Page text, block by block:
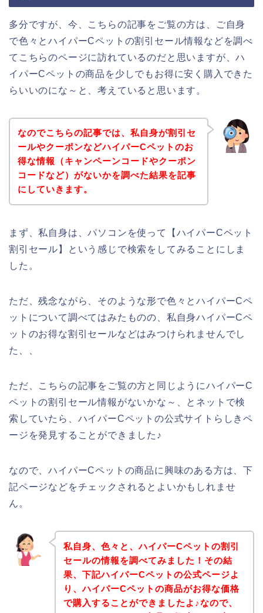
多分ですが、今、こちらの記事をご覧の方は、ご自身
で色々とハイパーCペットの割引セール情報などを調べ
てこちらのページに訪れているのだと思いますが、ハ
イパーCペットの商品を少しでもお得に安く購入できた
らいいのにな～と、考えていると思います。
なのでこちらの記事では、私自身が割引セ
ールやクーポンなどハイパーCペットのお
得な情報（キャンペーンコードやクーポン
コードなど）がないかを調べた結果を記事
にしていきます。
まず、私自身は、パソコンを使って【ハイパーCペット
割引セール】という感じで検索をしてみることにしま
した。
ただ、残念ながら、そのような形で色々とハイパーCペ
ットについて調べてはみたものの、私自身ハイパーCペ
ットのお得な割引セールなどはみつけられませんでし
た、、
ただ、こちらの記事をご覧の方と同じようにハイパーC
ペットの割引セール情報がないかな～、とネットで検
索していたら、ハイパーCペットの公式サイトらしきペ
ージを発見することができました♪
なので、ハイパーCペットの商品に興味のある方は、下
記ページなどをチェックされるとよいかもしれませ
ん。
私自身、色々と、ハイパーCペットの割引
セールの情報を調べてみました！その結
果、下記ハイパーCペットの公式ページよ
り、ハイパーCペットの商品がお得な価格
で購入することができましたよ♪なので、